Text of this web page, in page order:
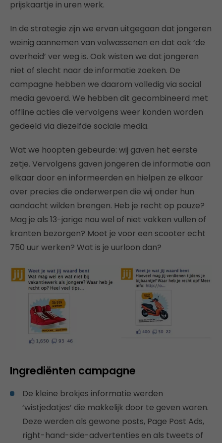
prijskaartje in uren werk.
In de strategie zijn we ervan uitgegaan dat jongeren
weinig aannemen van volwassenen en dat ook ‘de
overheid’ ver weg is. Ook wisten we dat jongeren
niet of slecht naar de informatie zoeken. De
campagne hebben we daarom volledig via social
media gevoerd. We hebben dit gecombineerd met
offline acties die vervolgens weer konden worden
gedeeld via diezelfde sociale media.
Wat we hoopten gebeurde: wij gaven het eerste
zetje. Vervolgens gaven jongeren de informatie aan
elkaar door en informeerden en hielpen ze elkaar
over precies die onderwerpen die wij onder hun
aandacht wilden brengen. Heb je recht op pauze?
Mag je als 13-jarige nou wel of niet vakken vullen of
kranten bezorgen? Moet je voor een scooter echt
750 uur werken? Wat is je uurloon dan?
Ingrediënten campagne
De kleine brokjes informatie werden
‘wistjedatjes’ die makkelijk door te geven waren.
Deze werden als gewone posts, Page Post Ads,
right-hand-side-advertenties en als tweets of